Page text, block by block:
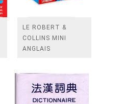
LE ROBERT &
COLLINS MINI
ANGLAIS